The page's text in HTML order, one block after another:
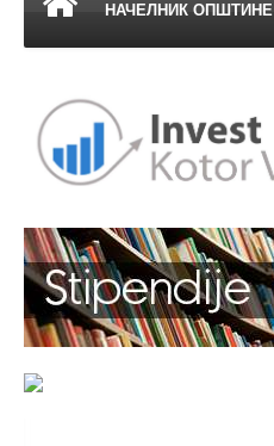
НАЧЕЛНИК ОПШТИНЕ